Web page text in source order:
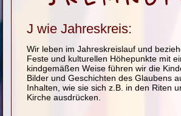
J wie Jahreskreis:
Wir leben im Jahreskreislauf und
Feste und kulturellen Höhepunkte mit
kindgemäßen Weise führen wir die
Bilder und Geschichten des Glaubens
Inhalten, wie sie sich z.B. in den Riten
Kirche ausdrücken.